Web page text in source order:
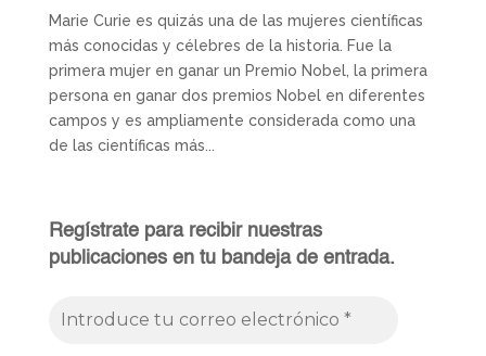
Marie Curie es quizás una de las mujeres científicas
más conocidas y célebres de la historia. Fue la
primera mujer en ganar un Premio Nobel, la primera
persona en ganar dos premios Nobel en diferentes
campos y es ampliamente considerada como una
de las científicas más...
Regístrate para recibir nuestras
publicaciones en tu bandeja de entrada.